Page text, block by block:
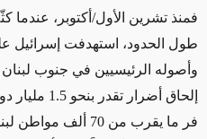
فمنذ تشرين الأول/أكتوبر، عندما
طول الحدود، استهدفت إسرائيل
وأصوله الرئيسيين في جنوب
إلحاق
فر ما يقرب من 70 ألف
مواطن